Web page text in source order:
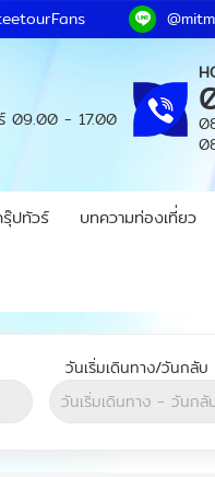
09.00 - 17.00
ปทัวร์ บทความท่องเที่ยว